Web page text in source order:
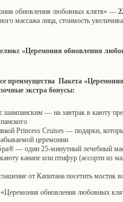
обновления любовных клятв» —
массажа лица, стоимость
«Церемония обновления
преимущества Пакета
экстра бонусы:
шампанским — на завтрак в каюту
Princess Cruises — подарки,
церемонии
— один 25-минутный лечебный
канапе или птифур (ассорти из
от Капитана посетить мостик
«Церемония обновления любовных